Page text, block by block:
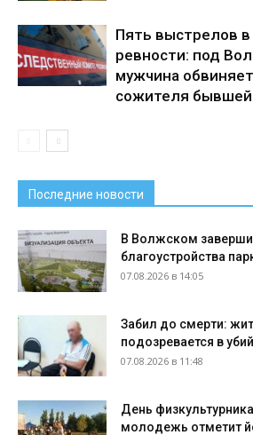
Пять выстрелов в
ревности: под
мужчина
сожителя
Последние новости
В Волжском
благоустройства
07.08.2026 в 14:05
Забил до смерти:
подозревается в
07.08.2026 в 11:48
День
молодежь отметит